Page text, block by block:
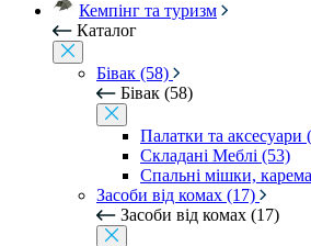
Кемпінг та туризм
Каталог
Бівак (58)
Бівак (58)
Палатки та аксесуари
Складані Меблі (53)
Спальні мішки,
Засоби від комах (17)
Засоби від комах (17)